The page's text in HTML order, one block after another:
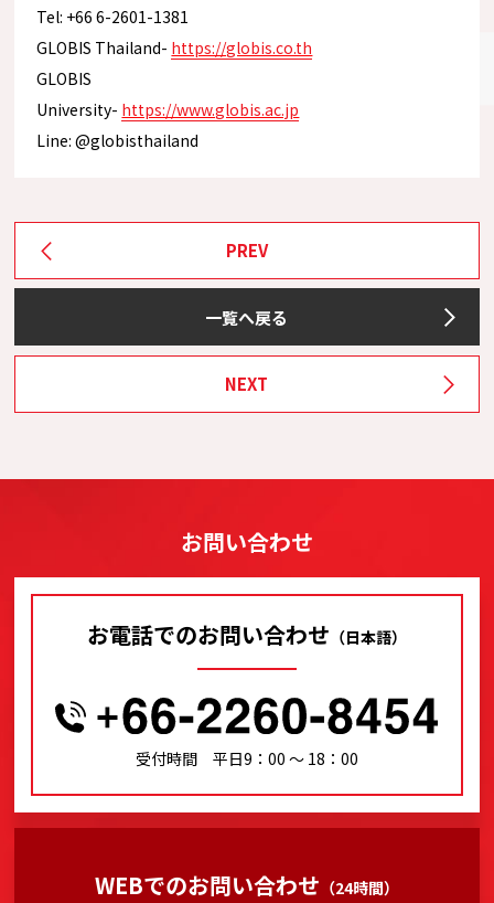
Tel: +66 6-2601-1381
GLOBIS Thailand- https://globis.co.th
GLOBIS
University- https://www.globis.ac.jp
Line: @globisthailand
PREV
一覧へ戻る
NEXT
お問い合わせ
お電話でのお問い合わせ （日本語）
受付時間 平日9：00 〜 18：00
WEBでのお問い合わせ （24時間）